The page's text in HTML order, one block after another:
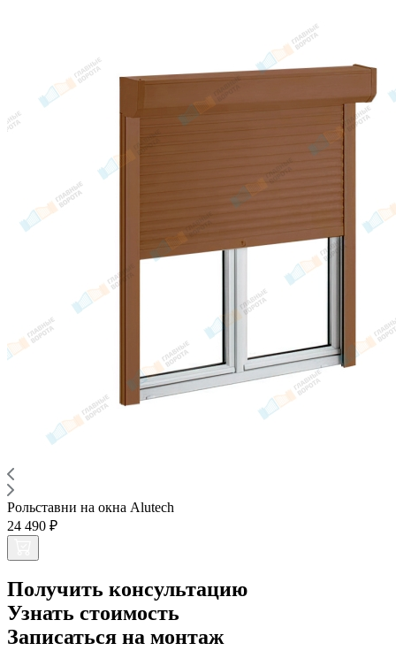
Рольставни на окна Alutech
24 490 ₽
Получить консультацию
Узнать стоимость
Записаться на монтаж